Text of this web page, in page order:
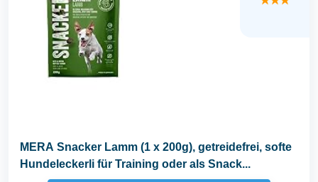
MERA Snacker Lamm (1 x 200g), getreidefrei, softe
Hundeleckerli für Training oder als Snack...